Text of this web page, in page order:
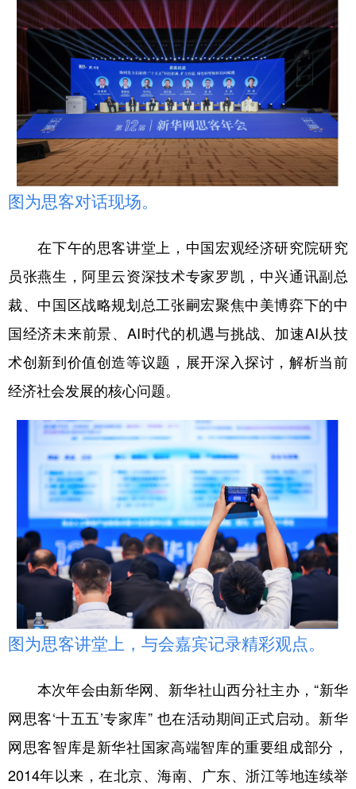
图为思客对话现场。
在下午的思客讲堂上，中国宏观经济研究院研究
员张燕生，阿里云资深技术专家罗凯，中兴通讯副总
裁、中国区战略规划总工张嗣宏聚焦中美博弈下的中
国经济未来前景、AI时代的机遇与挑战、加速AI从技
术创新到价值创造等议题，展开深入探讨，解析当前
经济社会发展的核心问题。
图为思客讲堂上，与会嘉宾记录精彩观点。
本次年会由新华网、新华社山西分社主办，“新华
网思客‘十五五’专家库” 也在活动期间正式启动。新华
网思客智库是新华社国家高端智库的重要组成部分，
2014年以来，在北京、海南、广东、浙江等地连续举